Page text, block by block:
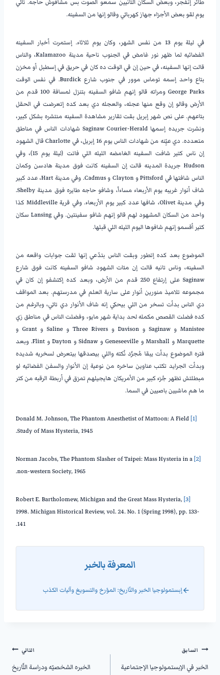
طائر إنفجر، وبعض السكان التانيين سمعو الصوت بس مشافوش حاجه. تاني
يوم لقو بعض الأجزاء جهاز كهربائي وقالو إنها من السفينه.
في ليلة يوم 13 من نفس الشهر، وكان يوم ثلاثاء. إستمرت أخبار السفينه
الفضائيه لما ظهر نور غامض في الجنوب ناحية مدينة Kalamazoo، والناس
قالت إنها السفينه، في حين إن في الوقت ده كان في حريق في إسطبل أو مخزن
بتاع واحد إسمه توماس موور في جنوب شارع Burdick. في نفس الوقت
George Parks ومراته قالو إنهم شافو السفينه بتنزل لمسافة 100 قدم من
الأرض وقالو إن وقع منها عجله، والعجله دي بعد كده إتعرضت في الحقل
بتاعهم. على نص شهر إبريل بقت تقارير مشاهدة السفينه منتشره بشكل كبير،
ونشرت جريده إسمها Saginaw Courier-Herald شهادات الناس في مناطق
متعدده. دي عيِّنه من شهادات الناس يوم 16 إبريل، في Charlotte قال الشهود
إن ناس كتير شافت السفينه الغامضه الليله اللي فاتت (ليلة يوم 15)، وفي
Hudson جريدة المدينه قالت إن السفينه كانت فوق مدينة هادسن وكمان
الناس شافتها في Pittsford و Clayton و Cadmus. وفي مدينة Hart، عدد كبير
شاف أنوار غريبه يوم الأربعاء مساءاً، وشافو حاجه طايره فوق مدينة Shelby.
وفي مدينة Olivet، شافها عدد كبير يوم الأربعاء. وفي قرية Middleville كذا
واحد من السكان المشهود لهم قالو إنهم شافو سفينتين. وفي Lansing سكان
كتير أقسمو إنهم شافوها اليوم الليله اللي قبلها.
الموضوع بعد كده إتطور وبقت الناس بتدّعي إنها لقت جوابات واقعه من
السفينه، وناس تانيه قالت إن مئات الشهود شافو السفينه كانت فوق شارع
Saginaw على إرتفاع 250 قدم من الأرض، وبعد كده إكتشفو إن كان في
مجموعه تلاميذ منورين أنوار على سارية العلم في مدرستهم. بعد المواقف
دي الناس بدأت تسخر من اللي بيحكي إنه شاف الأنوار دي تاني، وبالرغم من
كده فضلت القصص مكمله لحد بداية شهر مايو، وفضلت الناس في مناطق زي
Manistee و Saginaw و Davison و Three Rivers و Saline و Grant و
Marquette و Marshall و Geneseeville و Sidnaw و Dayton و Flint. وبعد
فتره الموضوع بدأت يبقا مُجرَّد نُكته واللي بيصدقها بيتعرض لسخريه شديده
وبدأت الجرايد تكتب عناوين ساخره من نوعية إن الأنوار والسفن الفضائيه لو
مبطلتش تظهر جُزء كبير من الأمريكان هايجيلهم تمزق في أربطة الرقبه من كتر
ما هم ماشيين باصيين في السما.
[1]
Donald M. Johnson, The Phantom Anesthetist of Mattoon: A Field
Study of Mass Hysteria, 1945.
[2]
Norman Jacobs, The Phantom Slasher of Taipei: Mass Hysteria in a
non-western Society, 1965.
[3]
Robert E. Bartholomew, Michigan and the Great Mass Hysteria,
1998. Michigan Historical Review, vol. 24. No. 1 (Spring 1998), pp. 133-
141.
المعرفة بالخبر
إبستمولوجيا الخبر والتّاريخ: المؤرخ والتسويغ وآليات الكذب
السابق
الخبر في الإبستمولوجيا الإجتماعية
التالي
الخبره الشخصيّه ودراسة التَّاريخ